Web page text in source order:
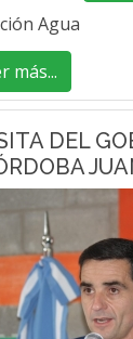
Agua
más...
DEL